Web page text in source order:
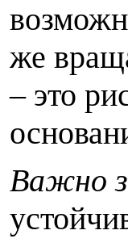
же
– это
Важно